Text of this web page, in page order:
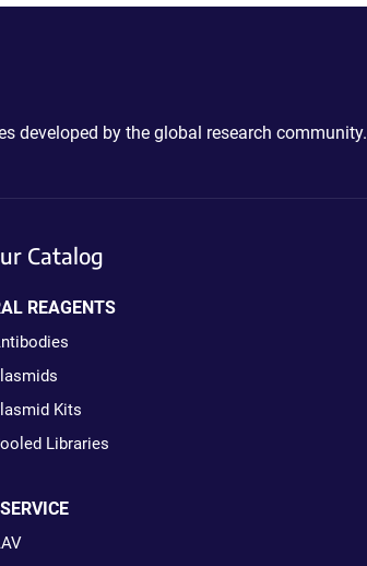
developed by the global research community.
Catalog
REAGENTS
Kits
Libraries